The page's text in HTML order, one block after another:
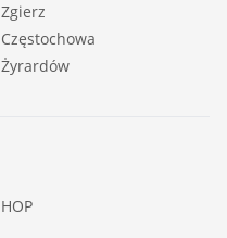
Zgierz
Częstochowa
Żyrardów
HOP